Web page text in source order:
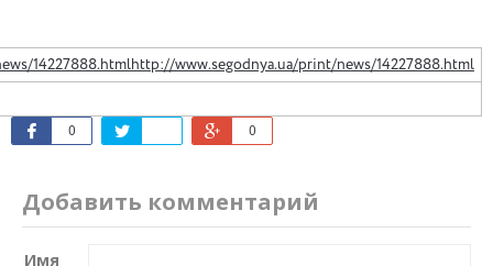
0 0
Добавить комментарий
Имя